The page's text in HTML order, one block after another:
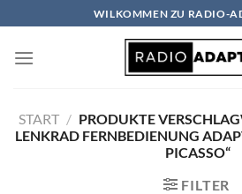
Inhalt
springen
WILKOMMEN ZU RADIO-
START / PRODUKTE
LENKRAD FERNBEDIENUNG
PICASSO“
FILTER